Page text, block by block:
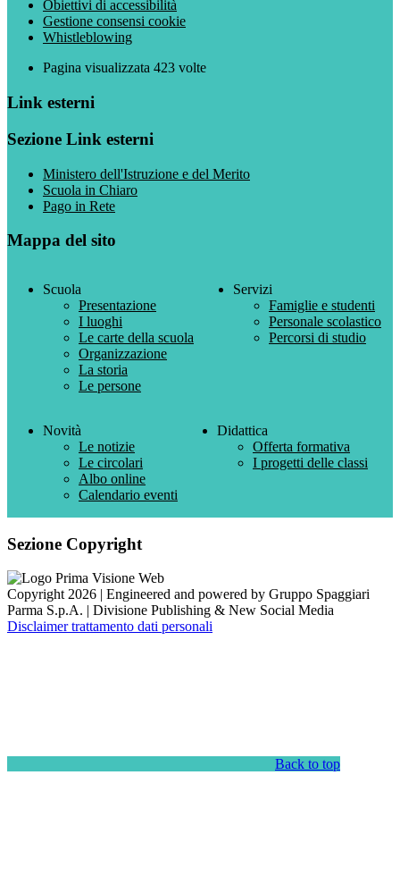
Obiettivi di accessibilità
Gestione consensi cookie
Whistleblowing
Pagina visualizzata 423 volte
Link esterni
Sezione Link esterni
Ministero dell'Istruzione e del Merito
Scuola in Chiaro
Pago in Rete
Mappa del sito
Scuola
Presentazione
I luoghi
Le carte della scuola
Organizzazione
La storia
Le persone
Servizi
Famiglie e studenti
Personale scolastico
Percorsi di studio
Novità
Le notizie
Le circolari
Albo online
Calendario eventi
Didattica
Offerta formativa
I progetti delle classi
Sezione Copyright
Copyright 2026 | Engineered and powered by Gruppo Spaggiari
Parma S.p.A. | Divisione Publishing & New Social Media
Disclaimer trattamento dati personali
Back to top